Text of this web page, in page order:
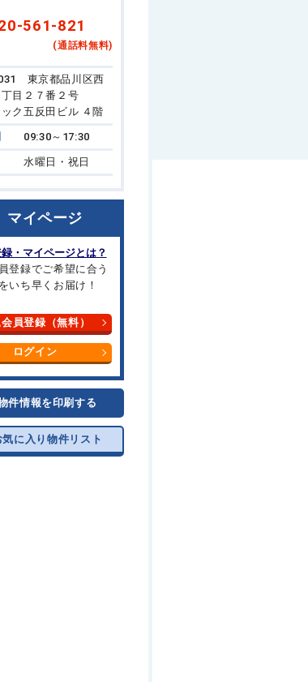
561-821
(通話料無料)
東京都品川区西
目２７番２号
ク五反田ビル ４階
09:30～17:30
曜日・祝日
マイページ
・マイページとは？
登録でご希望に合う
いち早くお届け！
員登録（無料）
ログイン
件情報を印刷する
気に入り物件リスト